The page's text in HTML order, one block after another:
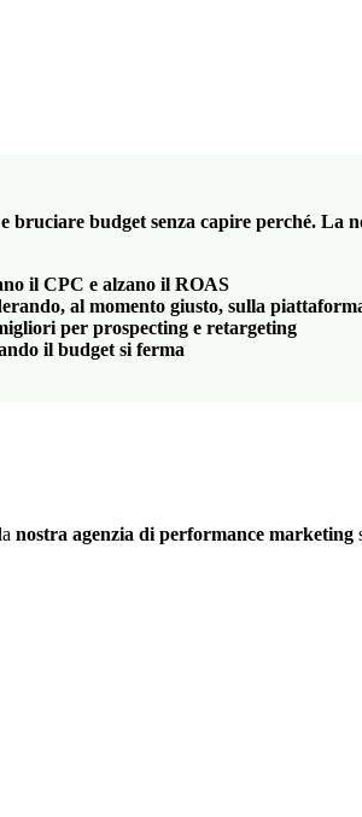
budget senza capire perché. La
il CPC e alzano il ROAS
al momento giusto, sulla
per prospecting e retargeting
il budget si ferma
nostra agenzia di performance marketing